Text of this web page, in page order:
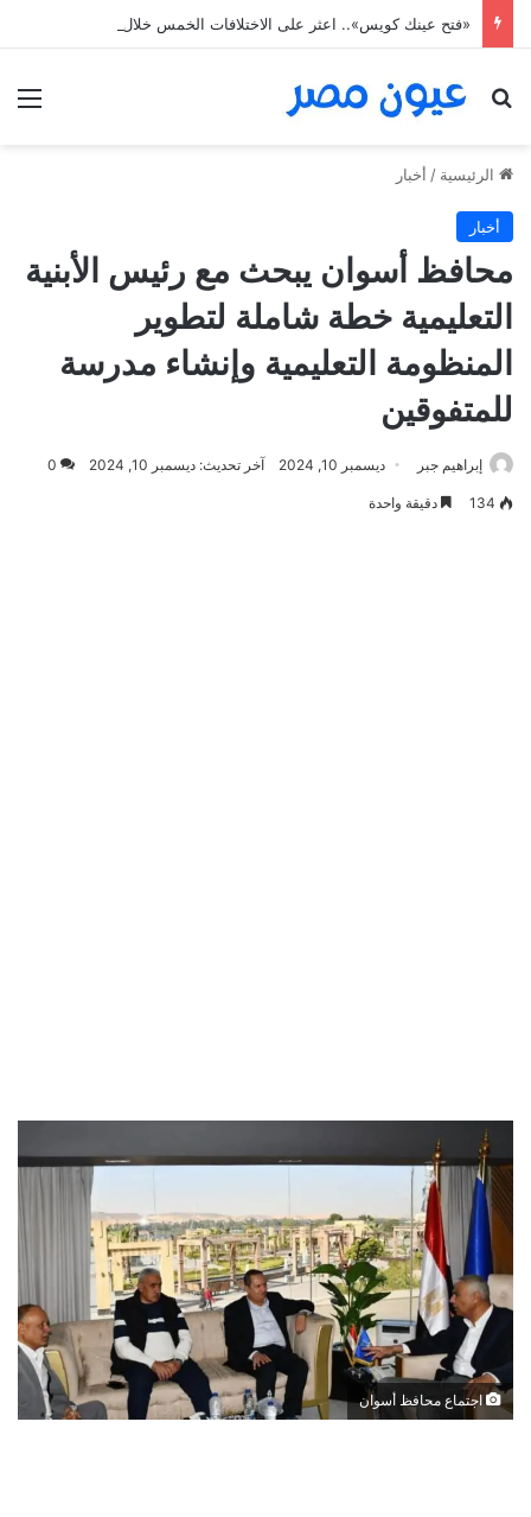
بحث عن
الرئيسية / أخبار
أخبار
محافظ أسوان يبحث مع رئيس الأبنية
التعليمية خطة شاملة لتطوير
المنظومة التعليمية وإنشاء مدرسة
للمتفوقين
إبراهيم جبر ديسمبر 10, 2024 آخر تحديث: ديسمبر 10, 2024 0
134 دقيقة واحدة
اجتماع محافظ أسوان